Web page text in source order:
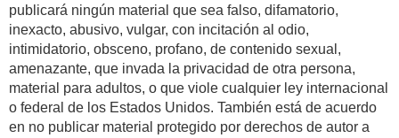
publicará ningún material que sea falso, difamatorio,
inexacto, abusivo, vulgar, con incitación al odio,
intimidatorio, obsceno, profano, de contenido sexual,
amenazante, que invada la privacidad de otra persona,
material para adultos, o que viole cualquier ley internacional
o federal de los Estados Unidos. También está de acuerdo
en no publicar material protegido por derechos de autor a